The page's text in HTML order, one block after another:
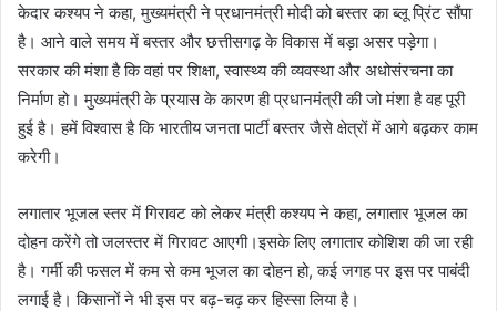
केदार कश्यप ने कहा, मुख्यमंत्री ने प्रधानमंत्री मोदी को बस्तर का ब्लू प्रिंट सौंपा
है। आने वाले समय में बस्तर और छत्तीसगढ़ के विकास में बड़ा असर पड़ेगा।
सरकार की मंशा है कि वहां पर शिक्षा, स्वास्थ्य की व्यवस्था और अधोसंरचना का
निर्माण हो। मुख्यमंत्री के प्रयास के कारण ही प्रधानमंत्री की जो मंशा है वह पूरी
हुई है। हमें विश्वास है कि भारतीय जनता पार्टी बस्तर जैसे क्षेत्रों में आगे बढ़कर काम
करेगी।
लगातार भूजल स्तर में गिरावट को लेकर मंत्री कश्यप ने कहा, लगातार भूजल का
दोहन करेंगे तो जलस्तर में गिरावट आएगी।इसके लिए लगातार कोशिश की जा रही
है। गर्मी की फसल में कम से कम भूजल का दोहन हो, कई जगह पर इस पर पाबंदी
लगाई है। किसानों ने भी इस पर बढ़-चढ़ कर हिस्सा लिया है।